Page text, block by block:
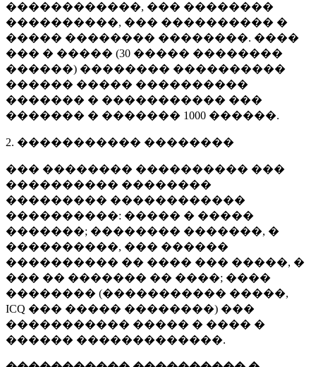
������������, ��� ��������
����������, ��� ���������� �
����� �������� ��������. ����
��� � ����� (30 ����� ��������
������) �������� ����������
������ ����� ����������
������� � ����������� ���
������� � ������� 1000 ������.
2. ����������� ��������
��� �������� ���������� ���
���������� ��������
��������� ������������
����������: ����� � �����
�������; �������� �������, �
����������, ��� ������
���������� �� ���� ��� �����, �
��� �� ������� �� ����; ����
�������� (����������� �����,
ICQ ��� ����� ��������) ���
����������� ����� � ���� �
������ �������������.